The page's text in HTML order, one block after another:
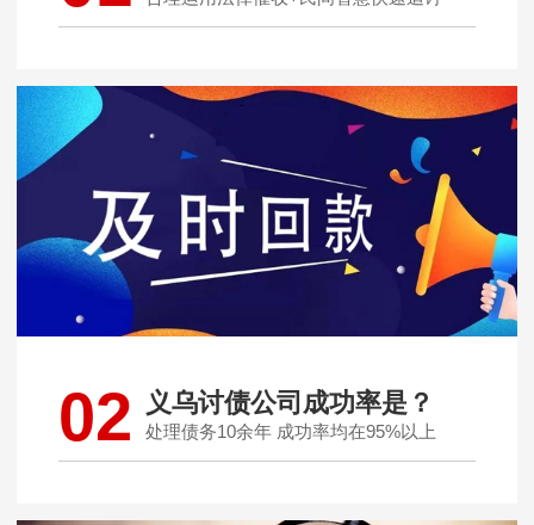
02 义乌讨债公司成功率是？
处理债务10余年 成功率均在95%以上